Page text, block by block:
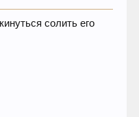
солить его